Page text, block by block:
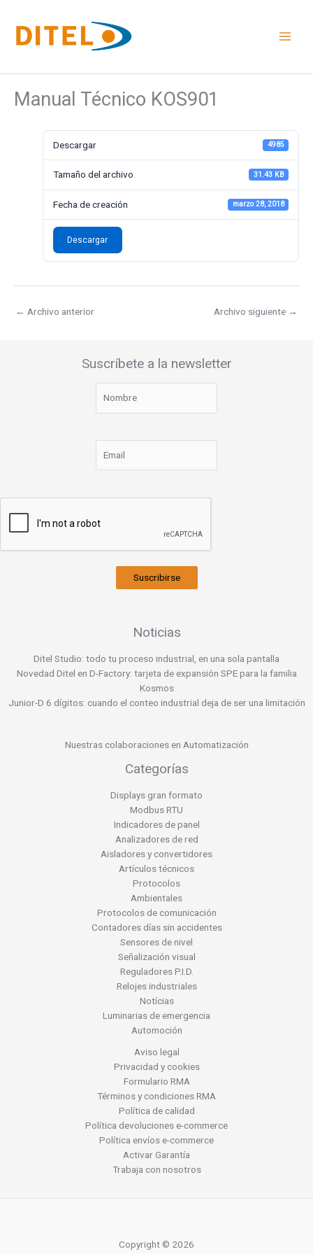
contenido
Manual Técnico KOS901
Descargar 4985
Tamaño del archivo 31.43 KB
Fecha de creación marzo 28, 2018
Descargar
← Archivo anterior Archivo siguiente →
Suscríbete a la newsletter
Suscribirse
Noticias
Ditel Studio: todo tu proceso industrial, en una sola pantalla
Novedad Ditel en D-Factory: tarjeta de expansión SPE para la familia
Kosmos
Junior-D 6 dígitos: cuando el conteo industrial deja de ser una limitación
Nuestras colaboraciones en Automatización
Categorías
Displays gran formato
Modbus RTU
Indicadores de panel
Analizadores de red
Aisladores y convertidores
Artículos técnicos
Protocolos
Ambientales
Protocolos de comunicación
Contadores días sin accidentes
Sensores de nivel
Señalización visual
Reguladores P.I.D.
Relojes industriales
Notícias
Luminarias de emergencia
Automoción
Aviso legal
Privacidad y cookies
Formulario RMA
Términos y condiciones RMA
Política de calidad
Política devoluciones e-commerce
Política envíos e-commerce
Activar Garantía
Trabaja con nosotros
Copyright © 2026